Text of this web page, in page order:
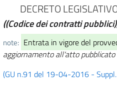
DECRETO
((Codice dei contratti
note: Entrata in vigore del
aggiornamento all'atto
(GU n.91 del 19-04-2016 -